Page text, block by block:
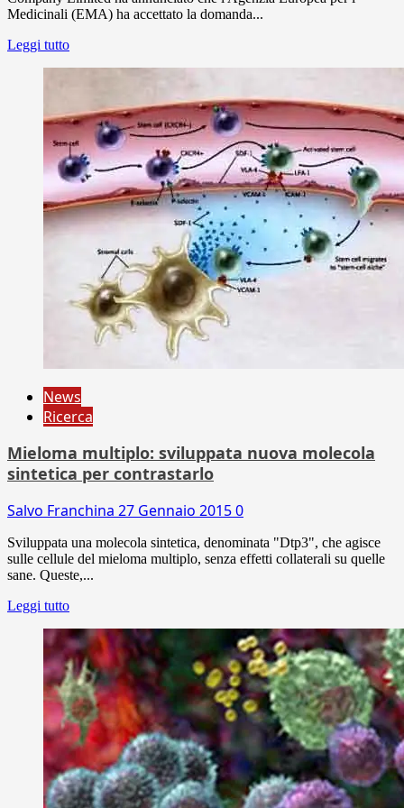
Medicinali (EMA) ha accettato la domanda...
Leggi tutto
News
Ricerca
Mieloma multiplo: sviluppata nuova molecola
sintetica per contrastarlo
Salvo Franchina 27 Gennaio 20150
Sviluppata una molecola sintetica, denominata "Dtp3", che agisce
sulle cellule del mieloma multiplo, senza effetti collaterali su quelle
sane. Queste,...
Leggi tutto